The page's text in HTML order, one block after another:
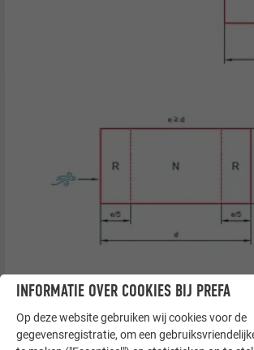
INFORMATIE OVER COOKIES BIJ PREFA
Op deze website gebruiken wij cookies voor de
gegevensregistratie, om een